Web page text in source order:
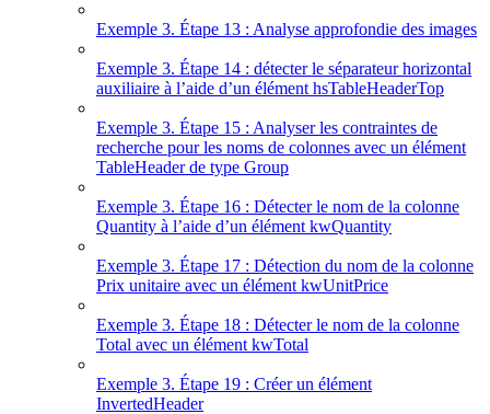
Exemple 3. Étape 13 : Analyse approfondie des images
Exemple 3. Étape 14 : détecter le séparateur horizontal
auxiliaire à l’aide d’un élément hsTableHeaderTop
Exemple 3. Étape 15 : Analyser les contraintes de
recherche pour les noms de colonnes avec un élément
TableHeader de type Group
Exemple 3. Étape 16 : Détecter le nom de la colonne
Quantity à l’aide d’un élément kwQuantity
Exemple 3. Étape 17 : Détection du nom de la colonne
Prix unitaire avec un élément kwUnitPrice
Exemple 3. Étape 18 : Détecter le nom de la colonne
Total avec un élément kwTotal
Exemple 3. Étape 19 : Créer un élément
InvertedHeader